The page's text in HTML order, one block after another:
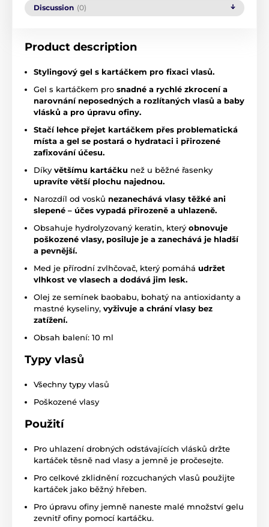
Discussion (0)
Product description
Stylingový gel s kartáčkem pro fixaci vlasů.
Gel s kartáčkem pro snadné a rychlé zkrocení a
narovnání neposedných a rozlítaných vlasů a baby
vlásků a pro úpravu ofiny.
Stačí lehce přejet kartáčkem přes problematická
místa a gel se postará o hydrataci i přirozené
zafixování účesu.
Díky většímu kartáčku než u běžné řasenky
upravíte větší plochu najednou.
Narozdíl od vosků nezanechává vlasy těžké ani
slepené – účes vypadá přirozeně a uhlazeně.
Obsahuje hydrolyzovaný keratin, který obnovuje
poškozené vlasy, posiluje je a zanechává je hladší
a pevnější.
Med je přírodní zvlhčovač, který pomáhá udržet
vlhkost ve vlasech a dodává jim lesk.
Olej ze semínek baobabu, bohatý na antioxidanty a
mastné kyseliny, vyživuje a chrání vlasy bez
zatížení.
Obsah balení: 10 ml
Typy vlasů
Všechny typy vlasů
Poškozené vlasy
Použití
Pro uhlazení drobných odstávajících vlásků držte
kartáček těsně nad vlasy a jemně je pročesejte.
Pro celkové zklidnění rozcuchaných vlasů použijte
kartáček jako běžný hřeben.
Pro úpravu ofiny jemně naneste malé množství gelu
zevnitř ofiny pomocí kartáčku.